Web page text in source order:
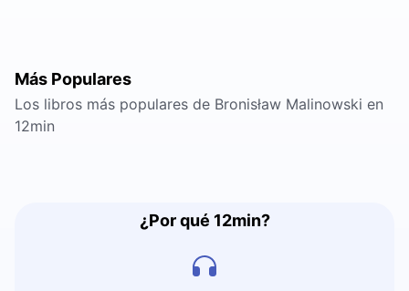
Más Populares
Los libros más populares de Bronisław Malinowski en
12min
¿Por qué 12min?